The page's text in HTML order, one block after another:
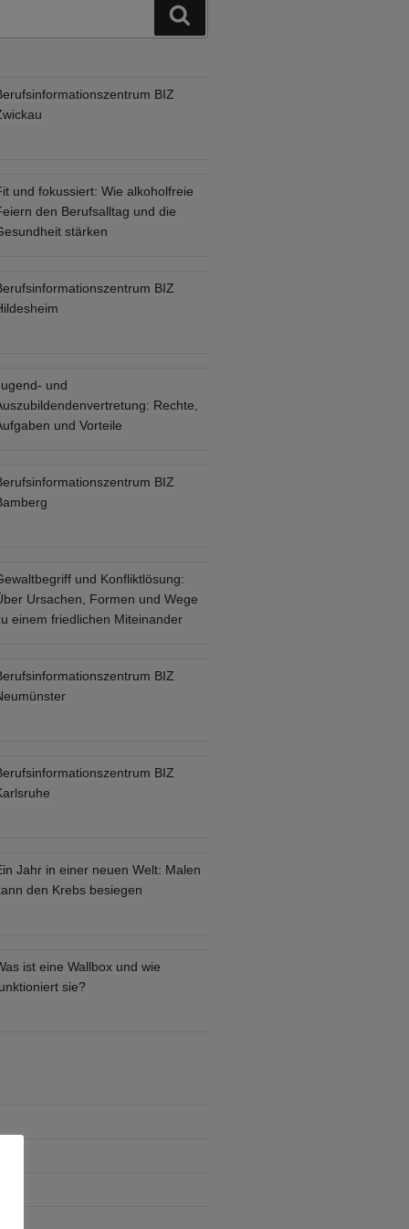
BIZ
und fokussiert: Wie alkoholfreie
den Berufsalltag und die
stärken
BIZ
und
Rechte,
und Vorteile
BIZ
und Konfliktlösung:
Ursachen, Formen und Wege
einem friedlichen Miteinander
BIZ
BIZ
Jahr in einer neuen Welt: Malen
den Krebs besiegen
ist eine Wallbox und wie
sie?